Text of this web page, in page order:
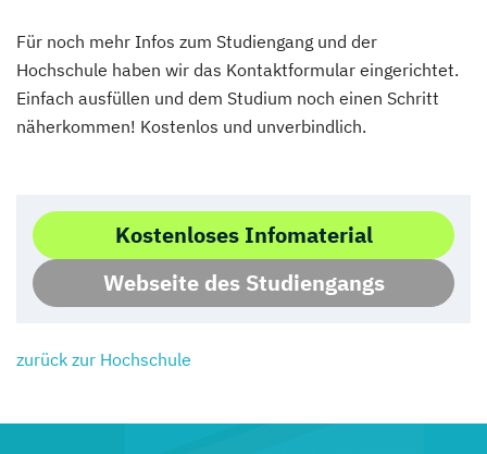
Für noch mehr Infos zum Studiengang und der
Hochschule haben wir das Kontaktformular eingerichtet.
Einfach ausfüllen und dem Studium noch einen Schritt
näherkommen! Kostenlos und unverbindlich.
Kostenloses Infomaterial
Webseite des Studiengangs
zurück zur Hochschule